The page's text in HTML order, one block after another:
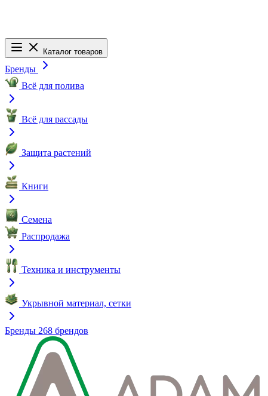
Каталог товаров
Бренды
Всё для полива
Всё для рассады
Защита растений
Книги
Семена
Распродажа
Техника и инструменты
Укрывной материал, сетки
Бренды 268 брендов